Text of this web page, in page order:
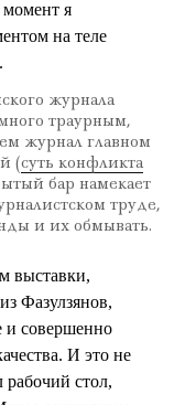
момент я
на теле
журнала
траурным,
журнал главном
(суть конфликта
бар намекает
труде,
и их обмывать.
выставки,
Фазулзянов,
и совершенно
И это не
рабочий стол,